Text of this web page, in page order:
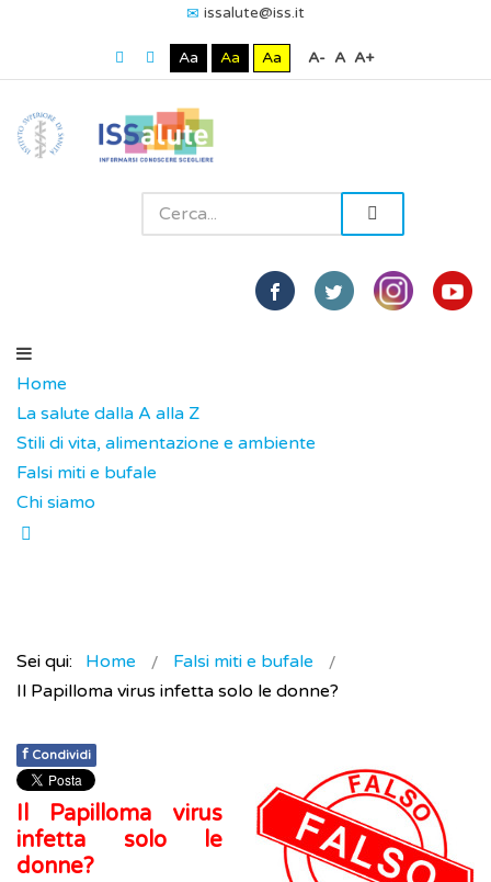
issalute@iss.it
Aa Aa Aa A- A A+
Home
La salute dalla A alla Z
Stili di vita, alimentazione e ambiente
Falsi miti e bufale
Chi siamo
Sei qui: Home
Falsi miti e bufale
Il Papilloma virus infetta solo le donne?
f Condividi
Il Papilloma virus
infetta solo le
donne?